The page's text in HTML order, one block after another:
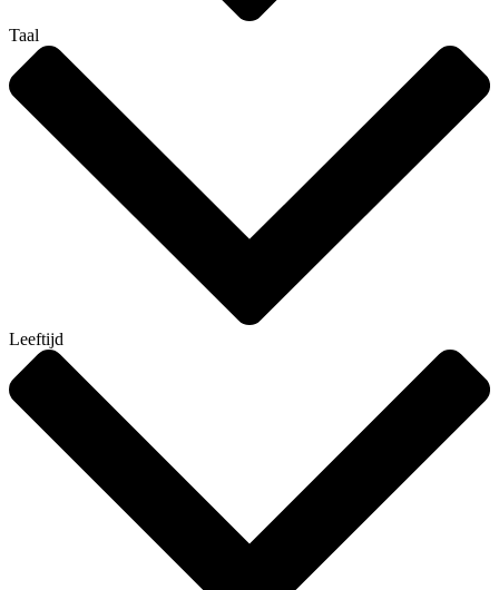
Taal
Leeftijd